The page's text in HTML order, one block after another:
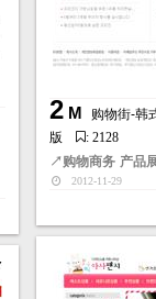
2M
购物街-韩
版
: 2128
↗购物商务 产品
2012-11-29